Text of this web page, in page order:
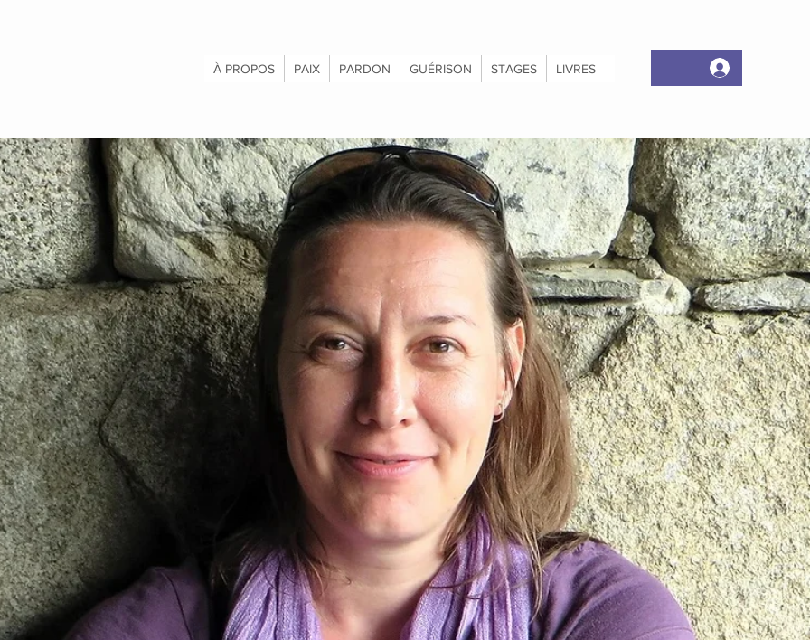
À PROPOS PAIX PARDON GUÉRISON STAGES LIVRES